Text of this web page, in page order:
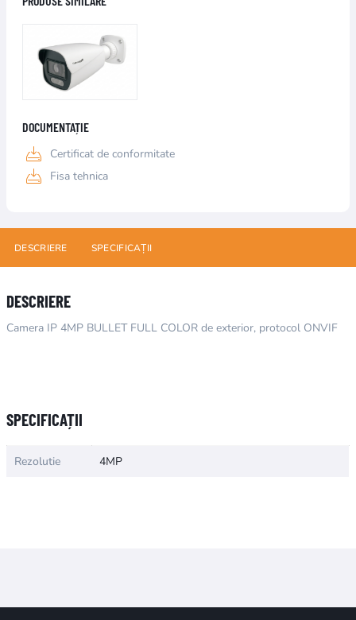
DOCUMENTAȚIE
Certificat de conformitate
Fisa tehnica
DESCRIERE SPECIFICAȚII
DESCRIERE
Camera IP 4MP BULLET FULL COLOR de exterior, protocol ONVIF
SPECIFICAȚII
Rezolutie 4MP